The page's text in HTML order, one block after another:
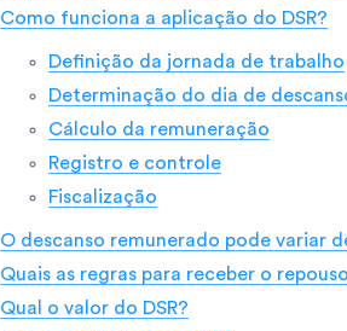
Como funciona a aplicação do DSR?
Definição da jornada de trabalho
Determinação do dia de
Cálculo da remuneração
Registro e controle
Fiscalização
O descanso remunerado pode variar
Quais as regras para receber o
Qual o valor do DSR?